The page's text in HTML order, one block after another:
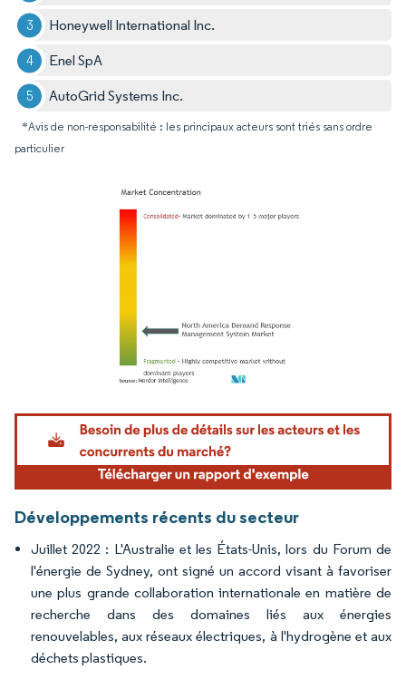
Honeywell International Inc.
Enel SpA
AutoGrid Systems Inc.
*Avis de non-responsabilité : les principaux acteurs sont triés sans ordre
particulier
Image © Mordor Intelligence. La réutilisation nécessite une attribution sous CC BY
Développements récents du secteur
Juillet 2022 : L'Australie et les États-Unis, lors du Forum de
l'énergie de Sydney, ont signé un accord visant à favoriser
une plus grande collaboration internationale en matière de
recherche dans des domaines liés aux énergies
renouvelables, aux réseaux électriques, à l'hydrogène et aux
déchets plastiques.